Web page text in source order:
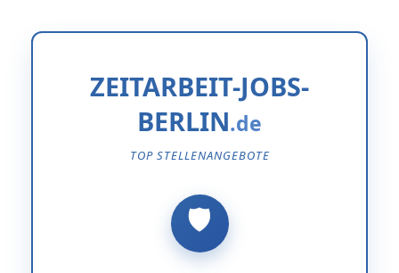
ZEITARBEIT-JOBS-
BERLIN
TOP STELLENANGEBOTE